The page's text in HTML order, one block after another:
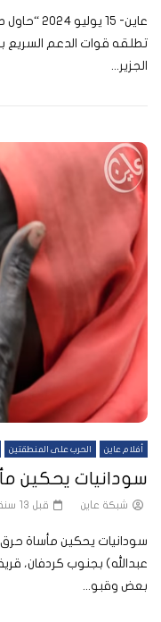
عاين- 15
تطلقه قوات الدعم
الجزير...
أفلام عاين الحرب على المنطقتين
سودانيات يحكين
شبكة عاين قبل 13 سنة
عبدالله) بجنوب كردفان،
بعض وقبو...